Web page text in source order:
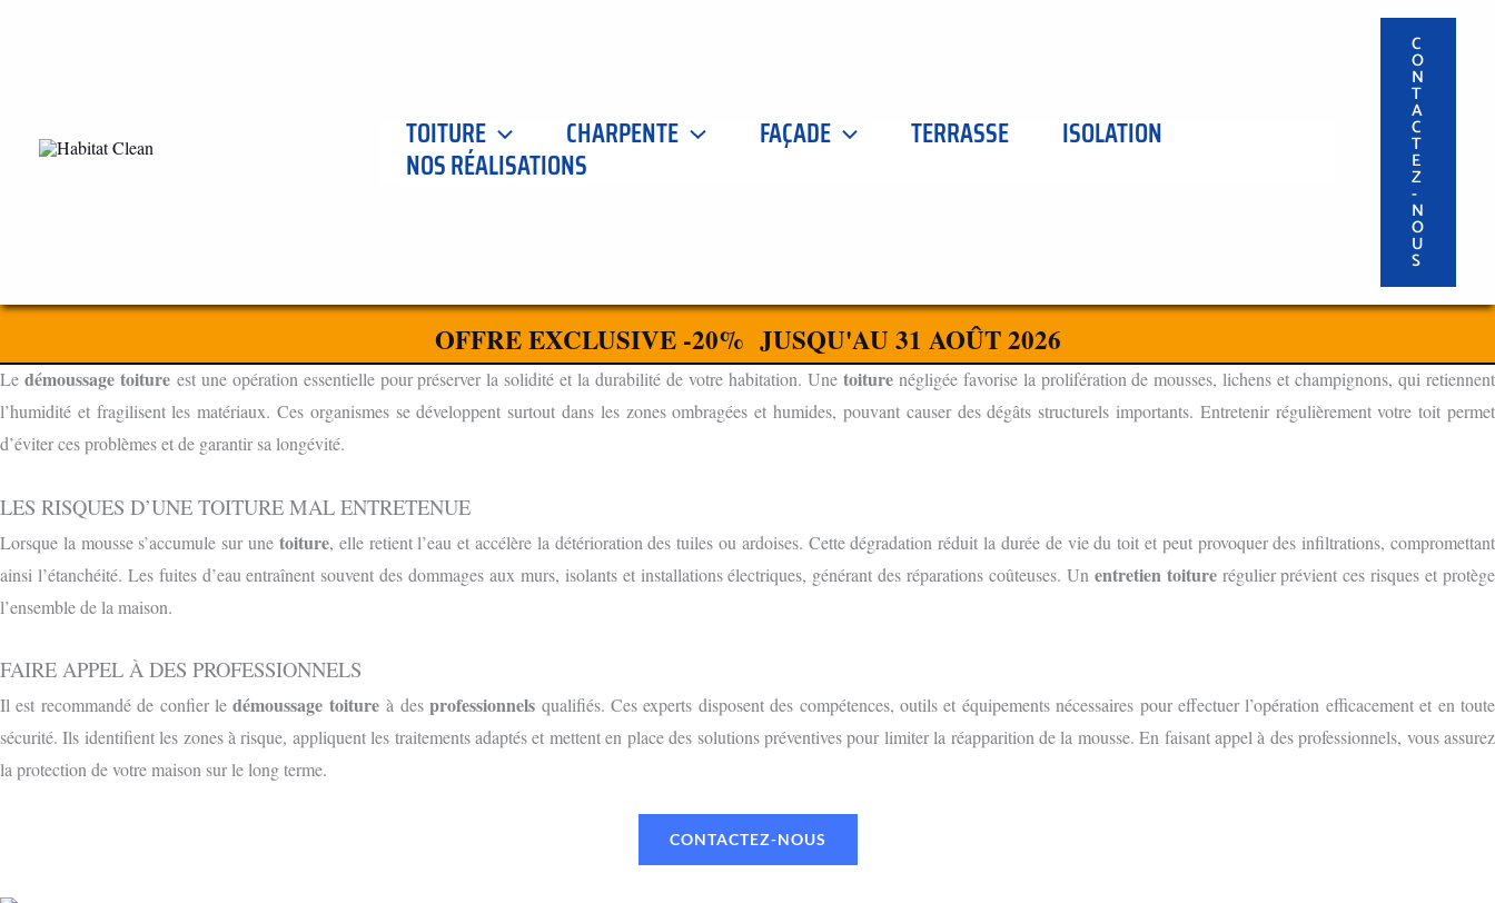
TOITURE CHARPENTE FAÇADE TERRASSE ISOLATION
NOS RÉALISATIONS
C
O
N
T
A
C
T
E
Z
-
N
O
U
S
OFFRE EXCLUSIVE -20% JUSQU'AU 31 AOÛT 2026
ENTREPRISE DE DÈMOUSSAGE DE TOITURE À DRACY LE FORT 71640
Le démoussage toitureest une opération essentielle pour préserver la solidité et la durabilité de votre habitation. Une toiturenégligée favorise la prolifération de mousses, lichens et champignons, qui retiennent
l’humidité et fragilisent les matériaux. Ces organismes se développent surtout dans les zones ombragées et humides, pouvant causer des dégâts structurels importants. Entretenir régulièrement votre toit permet
d’éviter ces problèmes et de garantir sa longévité.
LES RISQUES D’UNE TOITURE MAL ENTRETENUE
Lorsque la mousse s’accumule sur une toiture, elle retient l’eau et accélère la détérioration des tuiles ou ardoises. Cette dégradation réduit la durée de vie du toit et peut provoquer des infiltrations, compromettant
ainsi l’étanchéité. Les fuites d’eau entraînent souvent des dommages aux murs, isolants et installations électriques, générant des réparations coûteuses. Un entretien toiturerégulier prévient ces risques et protège
l’ensemble de la maison.
FAIRE APPEL À DES PROFESSIONNELS
Il est recommandé de confier ledémoussage toitureà desprofessionnels qualifiés. Ces experts disposent des compétences, outils et équipements nécessaires pour effectuer l’opération efficacement et en toute
sécurité. Ils identifient les zones à risque, appliquent les traitements adaptés et mettent en place des solutions préventives pour limiter la réapparition de la mousse. En faisant appel à des professionnels, vous assurez
la protection de votre maison sur le long terme.
CONTACTEZ-NOUS